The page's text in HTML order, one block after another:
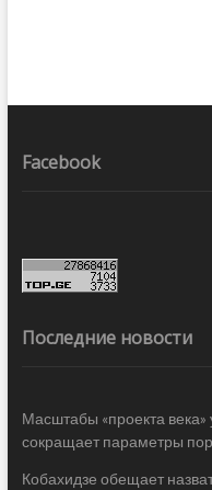
Facebook
Последние новости
Масштабы «проекта века»
сокращает параметры
Кобахидзе обещает